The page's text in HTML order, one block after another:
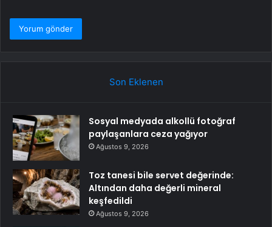
Son Eklenen
Sosyal medyada alkollü fotoğraf
paylaşanlara ceza yağıyor
Ağustos 9, 2026
Toz tanesi bile servet değerinde:
Altından daha değerli mineral
keşfedildi
Ağustos 9, 2026